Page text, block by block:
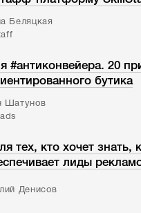
Беляцкая
#антиконвейера. 20
бутика
Шатунов
тех, кто хочет знать,
лиды
Денисов